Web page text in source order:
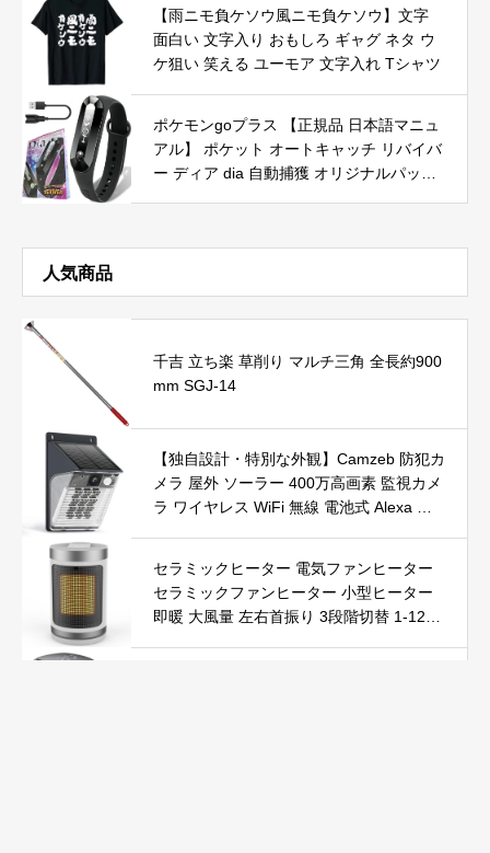
【雨ニモ負ケソウ風ニモ負ケソウ】文字
面白い 文字入り おもしろ ギャグ ネタ ウ
ケ狙い 笑える ユーモア 文字入れ Tシャツ
ポケモンgoプラス 【正規品 日本語マニュ
アル】 ポケット オートキャッチ リバイバ
ー ディア dia 自動捕獲 オリジナルパッケ
人気商品
千吉 立ち楽 草削り マルチ三角 全長約900
mm SGJ-14
【独自設計・特別な外観】Camzeb 防犯カ
メラ 屋外 ソーラー 400万高画素 監視カメ
ラ ワイヤレス WiFi 無線 電池式 Alexa 赤
録画 IP66防水 遠隔操作
セラミックヒーター 電気ファンヒーター
セラミックファンヒーター 小型ヒーター
即暖 大風量 左右首振り 3段階切替 1-12時